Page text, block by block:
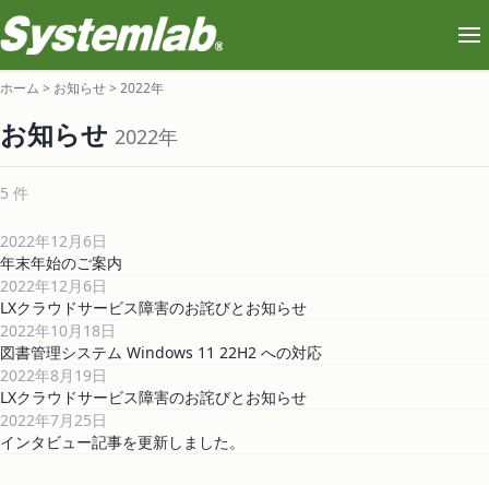
ホーム > お知らせ> 2022年
お知らせ 2022年
5 件
2022年12月6日
年末年始のご案内
2022年12月6日
LXクラウドサービス障害のお詫びとお知らせ
2022年10月18日
図書管理システム Windows 11 22H2 への対応
2022年8月19日
LXクラウドサービス障害のお詫びとお知らせ
2022年7月25日
インタビュー記事を更新しました。